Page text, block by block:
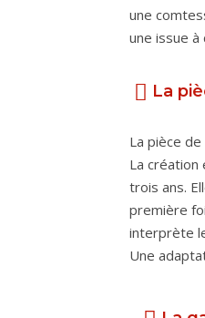
une
une issue
La
La pièce
La création
trois ans.
première
interprète
Une